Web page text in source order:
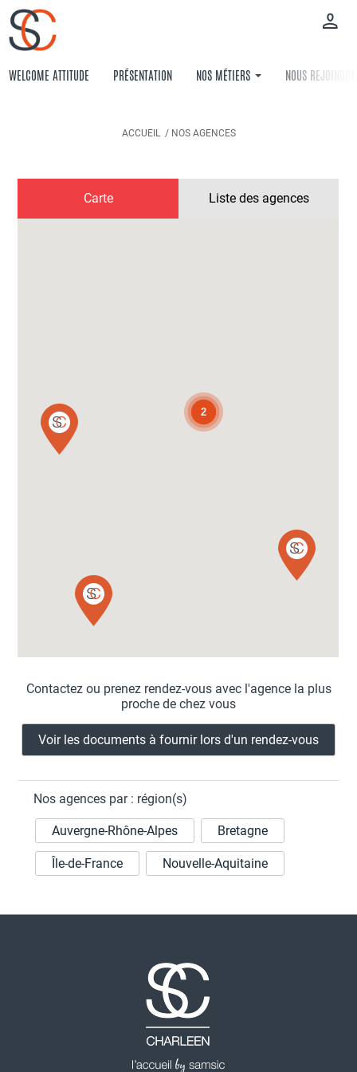
Aller
au
contenu
principal
WELCOME ATTITUDE PRÉSENTATION NOS MÉTIERS NOUS REJOINDRE
ACCUEIL NOS AGENCES
Carte Liste des agences
2
Contactez ou prenez rendez-vous avec l'agence la plus
proche de chez vous
Voir les documents à fournir lors d'un rendez-vous
Nos agences par : région(s)
Auvergne-Rhône-Alpes Bretagne
Île-de-France Nouvelle-Aquitaine